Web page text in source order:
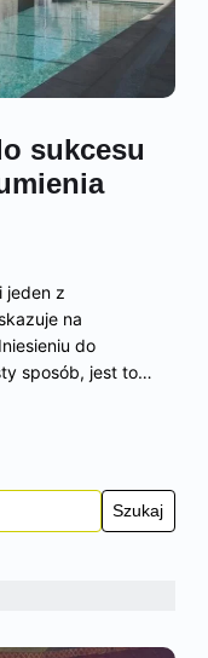
sukcesu
jeden z
na
do
sposób, jest to…